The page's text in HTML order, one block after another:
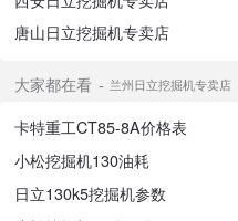
唐山日立挖掘机专卖店
大家都在看 兰州日立挖掘机专卖店
卡特重工CT85-8A价格表
小松挖掘机130油耗
日立130k5挖掘机参数